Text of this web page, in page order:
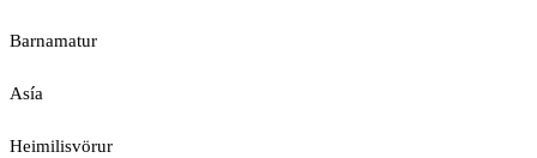
Barnamatur
Asía
Heimilisvörur